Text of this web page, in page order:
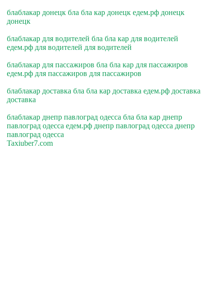
блаблакар донецк бла бла кар донецк едем.рф донецк
донецк
блаблакар для водителей бла бла кар для водителей
едем.рф для водителей для водителей
блаблакар для пассажиров бла бла кар для пассажиров
едем.рф для пассажиров для пассажиров
блаблакар доставка бла бла кар доставка едем.рф доставка
доставка
блаблакар днепр павлоград одесса бла бла кар днепр
павлоград одесса едем.рф днепр павлоград одесса днепр
павлоград одесса
Taxiuber7.com